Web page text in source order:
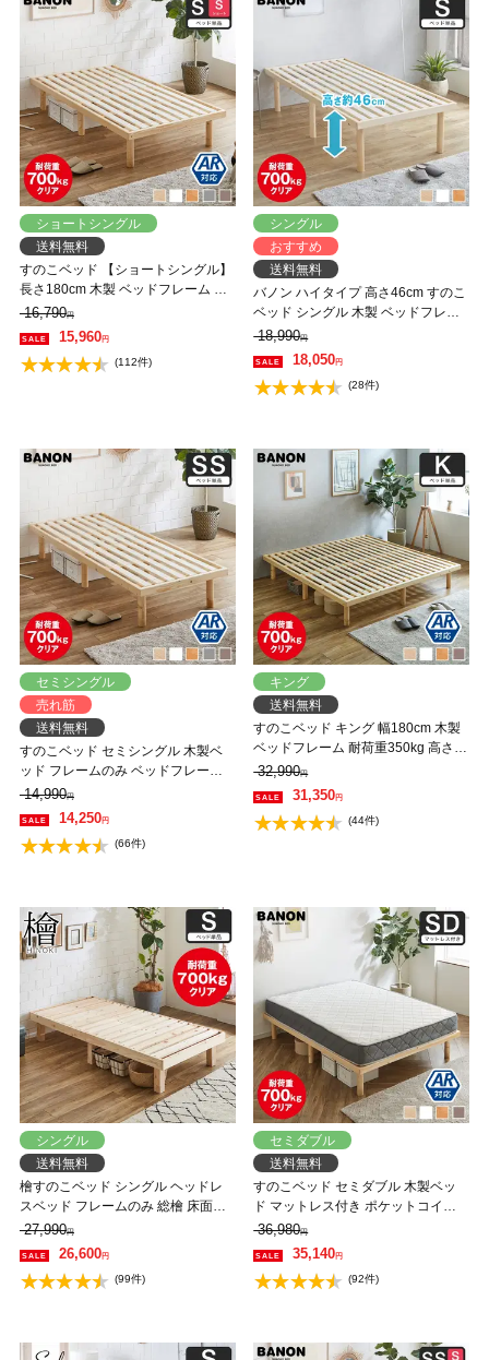
ショートシングル
送料無料
すのこベッド 【ショートシングル】
長さ180cm 木製 ベッドフレーム 耐
荷重350kg 組立簡単 高さ4段階 低ホ
ルムアルデヒド バノン【AR】
16,790円
15,960円
(112件)
シングル
おすすめ
送料無料
バノン ハイタイプ 高さ46cm すのこ
ベッド シングル 木製 ベッドフレー
ム 耐荷重350kg 組立簡単 低ホルム
アルデヒド
18,990円
18,050円
(28件)
セミシングル
売れ筋
送料無料
すのこベッド セミシングル 木製ベ
ッド フレームのみ ベッドフレーム
ローベッド 高さ調整 組立簡単 ヘッ
ドレス 一人暮らし 北欧 低ホルムア
ルデヒド バノン【AR】
14,990円
14,250円
(66件)
キング
送料無料
すのこベッド キング 幅180cm 木製
ベッドフレーム 耐荷重350kg 高さ4
段階 低ホルムアルデヒド バノン
【AR】 【大型家具配送】
32,990円
31,350円
(44件)
シングル
送料無料
檜すのこベッド シングル ヘッドレ
スベッド フレームのみ 総檜 床面高
さ4段階調節 耐荷重700kgクリア 調
湿 すのこ ひのき 和風 シンプル
27,990円
26,600円
(99件)
セミダブル
送料無料
すのこベッド セミダブル 木製ベッ
ド マットレス付き ポケットコイル
マットレス ふつう 組立簡単 ヘッド
レス 一人暮らし 北欧 低ホルムアル
デヒド バノン【AR】 【大型家具配
送】
36,980円
35,140円
(92件)